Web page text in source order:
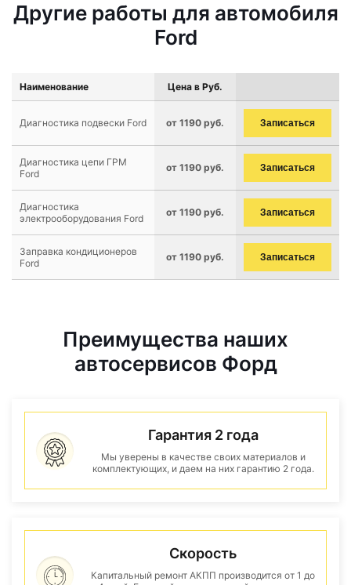
Другие работы для автомобиля
Ford
Наименование Цена в Руб.
Диагностика подвески Ford от 1190 руб. Записаться
Диагностика цепи ГРМ
Ford
от 1190 руб. Записаться
Диагностика
электрооборудования Ford
от 1190 руб. Записаться
Заправка кондиционеров
Ford
от 1190 руб. Записаться
Преимущества наших
автосервисов Форд
Гарантия 2 года
Мы уверены в качестве своих материалов и
комплектующих, и даем на них гарантию 2 года.
Скорость
Капитальный ремонт АКПП производится от 1 до